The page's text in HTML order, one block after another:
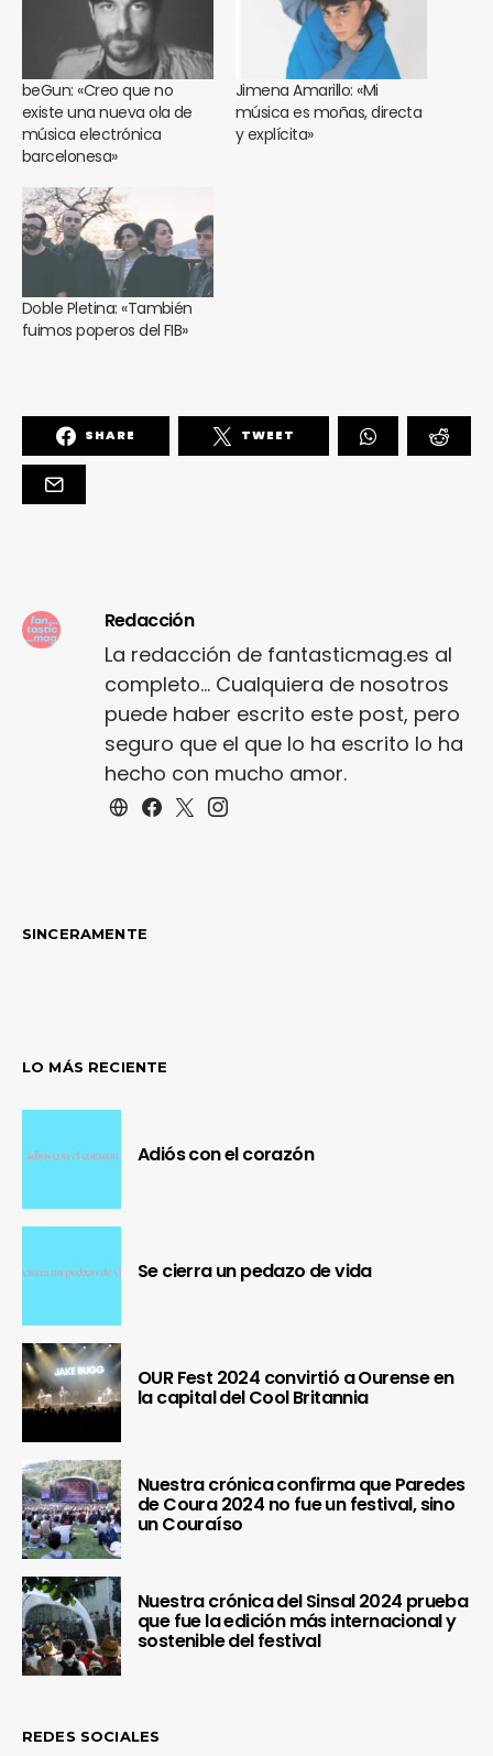
beGun: «Creo que no
existe una nueva ola de
música electrónica
barcelonesa»
Jimena Amarillo: «Mi
música es moñas, directa
y explícita»
Doble Pletina: «También
fuimos poperos del FIB»
SHARE TWEET
Redacción
La redacción de fantasticmag.es al
completo... Cualquiera de nosotros
puede haber escrito este post, pero
seguro que el que lo ha escrito lo ha
hecho con mucho amor.
SINCERAMENTE
LO MÁS RECIENTE
Adiós con el corazón
Se cierra un pedazo de vida
OUR Fest 2024 convirtió a Ourense en
la capital del Cool Britannia
Nuestra crónica confirma que Paredes
de Coura 2024 no fue un festival, sino
un Couraíso
Nuestra crónica del Sinsal 2024 prueba
que fue la edición más internacional y
sostenible del festival
REDES SOCIALES